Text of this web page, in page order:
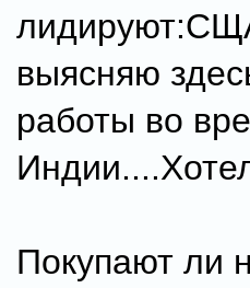
выясняю
работы во
Покупают ли